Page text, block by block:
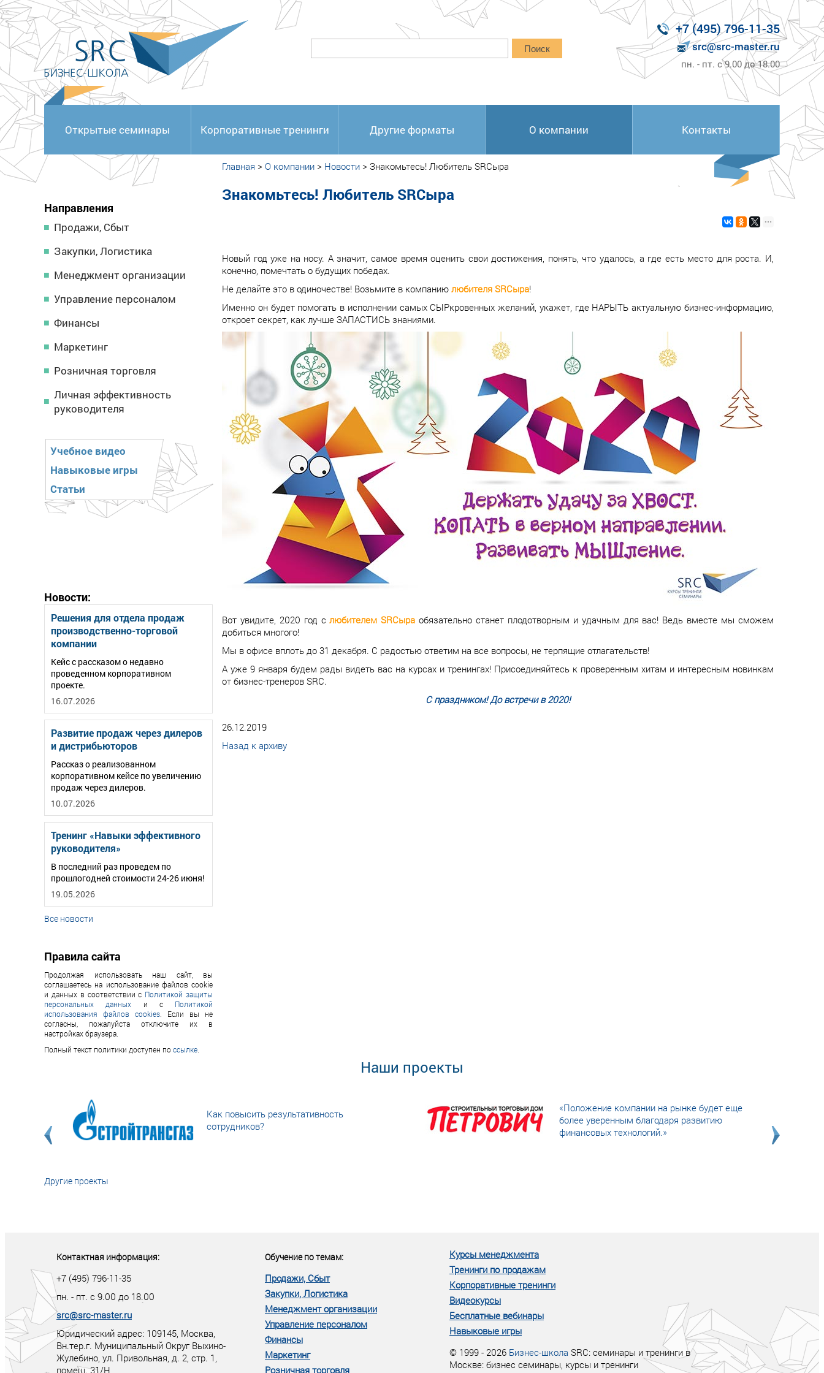
<
Поиск
+7 (495) 796-11-35
src@src-master.ru
пн. - пт. с 9.00 до 18.00
Открытые семинары Корпоративные тренинги Другие форматы О компании Контакты
Направления
Продажи, Сбыт
Закупки, Логистика
Менеджмент организации
Управление персоналом
Финансы
Маркетинг
Розничная торговля
Личная эффективность
руководителя
Учебное видео
Навыковые игры
Статьи
Новости:
Решения для отдела продаж
производственно-торговой
компании
Кейс с рассказом о недавно
проведенном корпоративном
проекте.
16.07.2026
Развитие продаж через дилеров
и дистрибьюторов
Рассказ о реализованном
корпоративном кейсе по увеличению
продаж через дилеров.
10.07.2026
Тренинг «Навыки эффективного
руководителя»
В последний раз проведем по
прошлогодней стоимости 24-26 июня!
19.05.2026
Все новости
Правила сайта
Продолжая использовать наш сайт, вы
соглашаетесь на использование файлов cookie
и данных в соответствии с Политикой защиты
персональных данных и с Политикой
использования файлов cookies . Если вы не
согласны, пожалуйста отключите их в
настройках браузера.
Полный текст политики доступен поссылке
Главная > О компании > Новости > Знакомьтесь! Любитель SRCыра
Знакомьтесь! Любитель SRCыра
Новый год уже на носу. А значит, самое время оценить свои достижения, понять, что удалось, а где есть место для роста. И,
конечно, помечтать о будущих победах.
Не делайте это в одиночестве! Возьмите в компанию любителя SRCыра!
Именно он будет помогать в исполнении самых СЫРкровенных желаний, укажет, где НАРЫТЬ актуальную бизнес-информацию,
откроет секрет, как лучше ЗАПАСТИСЬ знаниями.
Вот увидите, 2020 год слюбителем SRCыра обязательно станет плодотворным и удачным для вас! Ведь вместе мы сможем
добиться многого!
Мы в офисе вплоть до 31 декабря. С радостью ответим на все вопросы, не терпящие отлагательств!
А уже 9 января будем рады видеть вас на курсах и тренингах! Присоединяйтесь к проверенным хитам и интересным новинкам
от бизнес-тренеров SRC.
С праздником! До встречи в 2020!
26.12.2019
Назад к архиву
Наши проекты
Как повысить результативность
сотрудников?
«Положение компании на рынке будет еще
более уверенным благодаря развитию
финансовых технологий.»
Другие проекты
Контактная информация:
+7 (495) 796-11-35
пн. - пт. с 9.00 до 18.00
src@src-master.ru
Юридический адрес: 109145, Москва,
Вн.тер.г. Муниципальный Округ Выхино-
Жулебино, ул. Привольная, д. 2, стр. 1,
помещ. 31/Н
Обучение по темам:
Продажи, Сбыт
Закупки, Логистика
Менеджмент организации
Управление персоналом
Финансы
Маркетинг
Розничная торговля
Курсы менеджмента
Тренинги по продажам
Корпоративные тренинги
Видеокурсы
Бесплатные вебинары
Навыковые игры
© 1999 - 2026 Бизнес-школа SRC: семинары и тренинги в
Москве: бизнес семинары, курсы и тренинги